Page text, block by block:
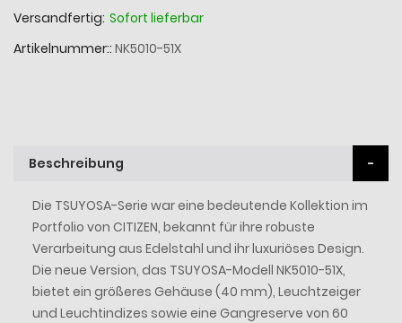
Versandfertig: Sofort lieferbar
Artikelnummer: NK5010-51X
Beschreibung
Die TSUYOSA-Serie war eine bedeutende Kollektion im
Portfolio von CITIZEN, bekannt für ihre robuste
Verarbeitung aus Edelstahl und ihr luxuriöses Design.
Die neue Version, das TSUYOSA-Modell NK5010-51X,
bietet ein größeres Gehäuse (40 mm), Leuchtzeiger
und Leuchtindizes sowie eine Gangreserve von 60